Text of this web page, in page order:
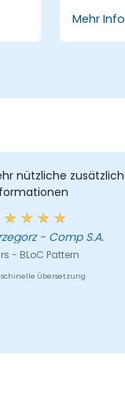
Android
Mehr
nützliche
Grzegorz - Comp S.A.
- BLoC Pattern
Übersetzung